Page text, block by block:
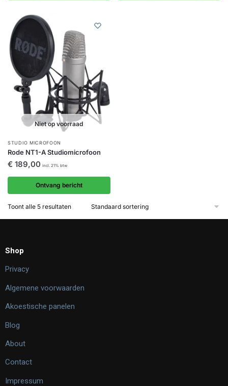
Niet op voorraad
STUDIO MICROFOON
Rode NT1-A Studiomicrofoon
€ 189,00 incl. 21% btw
Ontvang bericht
Toont alle 5 resultaten
Shop
Privacy
Algemene voorwaarden
Akoestische panelen
Blog
About
Contact
Impressum